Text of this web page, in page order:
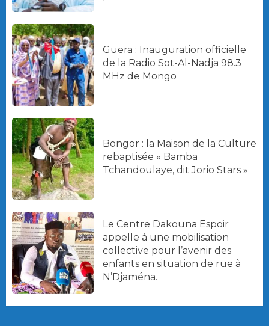
Guera : Inauguration officielle
de la Radio Sot-Al-Nadja 98.3
MHz de Mongo
Bongor : la Maison de la Culture
rebaptisée « Bamba
Tchandoulaye, dit Jorio Stars »
Le Centre Dakouna Espoir
appelle à une mobilisation
collective pour l’avenir des
enfants en situation de rue à
N’Djaména.